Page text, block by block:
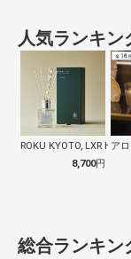
人気ランキン
ROKU KYOTO, LXR Hote…
8,700円
ア
総合ランキン